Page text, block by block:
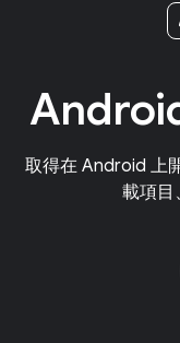
取得在 Android 上
載項目